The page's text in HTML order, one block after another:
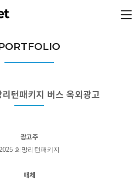
턴패키지 버스 옥외광고
광고주
희망리턴패키지
매체